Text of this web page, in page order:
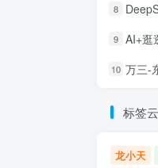
8
9 AI+逛
10 万三-
标签云
龙小天